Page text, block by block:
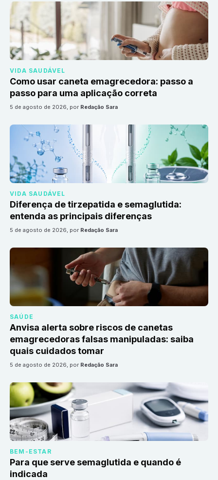
VIDA SAUDÁVEL
Como usar caneta emagrecedora: passo a
passo para uma aplicação correta
5 de agosto de 2026, por Redação Sara
VIDA SAUDÁVEL
Diferença de tirzepatida e semaglutida:
entenda as principais diferenças
5 de agosto de 2026, por Redação Sara
SAÚDE
Anvisa alerta sobre riscos de canetas
emagrecedoras falsas manipuladas: saiba
quais cuidados tomar
5 de agosto de 2026, por Redação Sara
BEM-ESTAR
Para que serve semaglutida e quando é
indicada